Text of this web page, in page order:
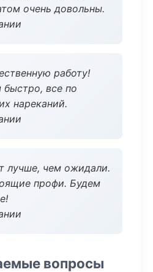
очень довольны.
работу!
все по
нареканий.
лучше, чем ожидали.
профи. Будем
вопросы